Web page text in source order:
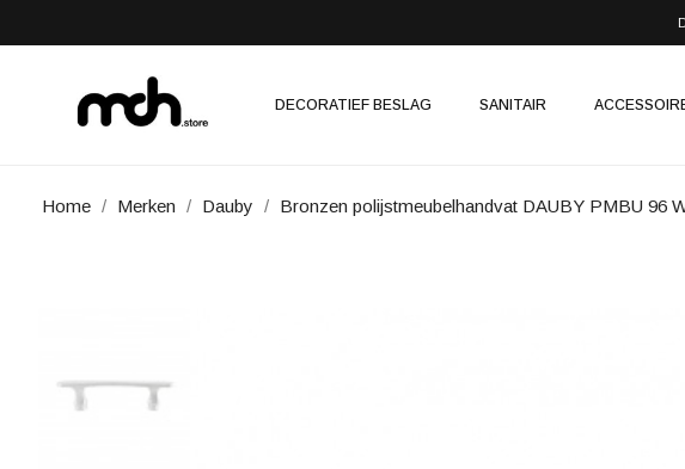
DECORATIEF BESLAG SANITAIR
Home Merken Dauby Bronzen polijstmeubelhandvat DAUBY PMBU 96